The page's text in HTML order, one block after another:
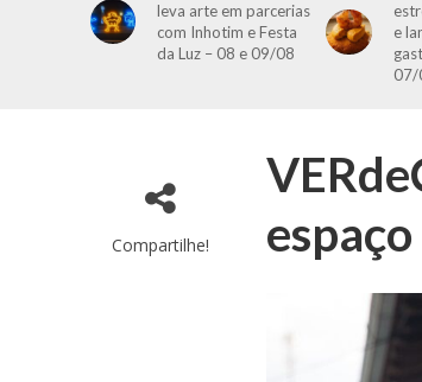
leva arte em parcerias
com Inhotim e Festa
da Luz – 08 e 09/08
e
07/
Compartilhe!